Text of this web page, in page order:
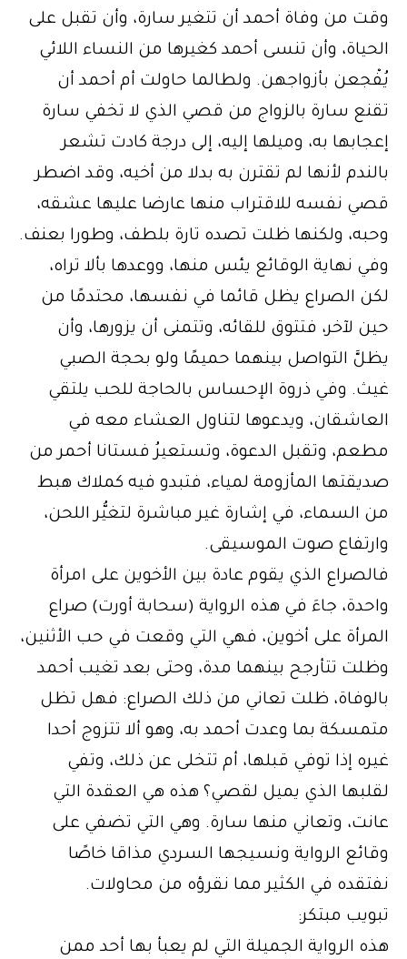
وقت من وفاة أحمد أن تتغير سارة، وأن تقبل على
الحياة، وأن تنسى أحمد كغيرها من النساء اللائي
يُفْجعن بأزواجهن. ولطالما حاولت أم أحمد أن
تقنع سارة بالزواج من قصي الذي لا تخفي سارة
إعجابها به، وميلها إليه، إلى درجة كادت تشعر
بالندم لأنها لم تقترن به بدلا من أخيه، وقد اضطر
قصي نفسه للاقتراب منها عارضا عليها عشقه،
وحبه، ولكنها ظلت تصده تارة بلطف، وطورا بعنف.
وفي نهاية الوقائع يئس منها، ووعدها بألا تراه،
لكن الصراع يظل قائما في نفسها، محتدمًا من
حين لآخر، فتتوق للقائه، وتتمنى أن يزورها، وأن
يظلَّ التواصل بينهما حميمًا ولو بحجة الصبي
غيث. وفي ذروة الإحساس بالحاجة للحب يلتقي
العاشقان، ويدعوها لتناول العشاء معه في
مطعم، وتقبل الدعوة، وتستعيرُ فستانا أحمر من
صديقتها المأزومة لمياء، فتبدو فيه كملاك هبط
من السماء، في إشارة غير مباشرة لتغيُّر اللحن،
وارتفاع صوت الموسيقى.
فالصراع الذي يقوم عادة بين الأخوين على امرأة
واحدة، جاءَ في هذه الرواية (سحابة أورت) صراع
المرأة على أخوين، فهي التي وقعت في حب الأثنين،
وظلت تتأرجح بينهما مدة، وحتى بعد تغيب أحمد
بالوفاة، ظلت تعاني من ذلك الصراع: فهل تظل
متمسكة بما وعدت أحمد به، وهو ألا تتزوج أحدا
غيره إذا توفي قبلها، أم تتخلى عن ذلك، وتفي
لقلبها الذي يميل لقصي؟ هذه هي العقدة التي
عانت، وتعاني منها سارة. وهي التي تضفي على
وقائع الرواية ونسيجها السردي مذاقا خاصًا
نفتقده في الكثير مما نقرؤه من محاولات.
تبويب مبتكر:
هذه الرواية الجميلة التي لم يعبأ بها أحد ممن